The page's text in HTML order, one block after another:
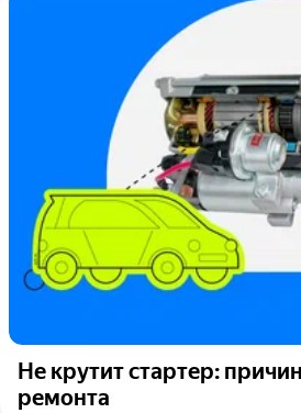
Не крутит стартер:
ремонта